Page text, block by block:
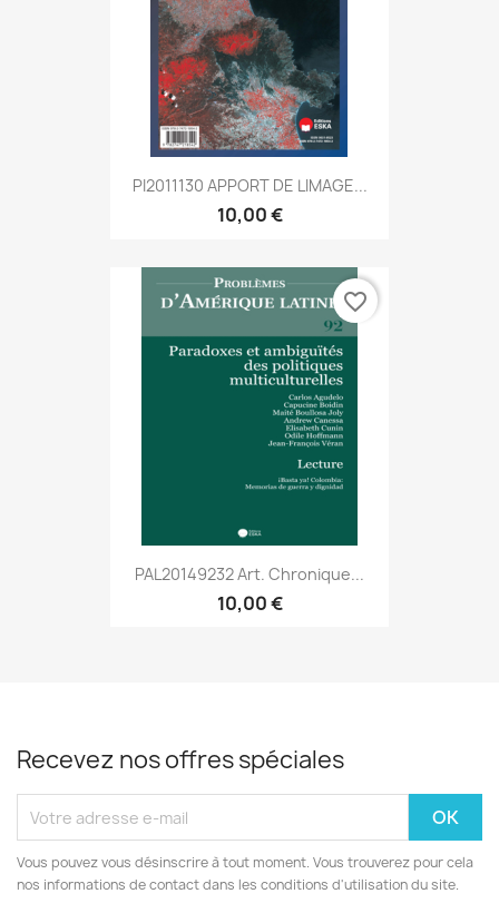
PI2011130 APPORT DE LIMAGE...
10,00 €
PAL20149232 Art. Chronique...
10,00 €
favorite_border
Recevez nos offres spéciales
Vous pouvez vous désinscrire à tout moment. Vous trouverez pour cela
nos informations de contact dans les conditions d'utilisation du site.